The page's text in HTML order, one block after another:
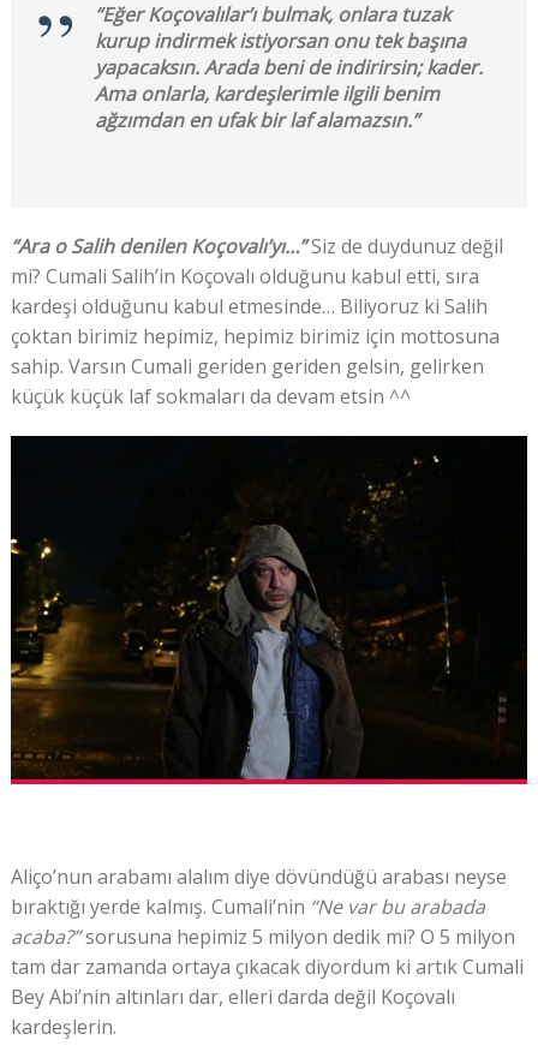
“Eğer Koçovalılar’ı bulmak, onlara tuzak
kurup indirmek istiyorsan onu tek başına
yapacaksın. Arada beni de indirirsin; kader.
Ama onlarla, kardeşlerimle ilgili benim
ağzımdan en ufak bir laf alamazsın.”
“Ara o Salih denilen Koçovalı’yı…”Siz de duydunuz değil
mi? Cumali Salih’in Koçovalı olduğunu kabul etti, sıra
kardeşi olduğunu kabul etmesinde… Biliyoruz ki Salih
çoktan birimiz hepimiz, hepimiz birimiz için mottosuna
sahip. Varsın Cumali geriden geriden gelsin, gelirken
küçük küçük laf sokmaları da devam etsin ^^
Aliço’nun arabamı alalım diye dövündüğü arabası neyse
bıraktığı yerde kalmış. Cumali’nin “Ne var bu arabada
acaba?”sorusuna hepimiz 5 milyon dedik mi? O 5 milyon
tam dar zamanda ortaya çıkacak diyordum ki artık Cumali
Bey Abi’nin altınları dar, elleri darda değil Koçovalı
kardeşlerin.